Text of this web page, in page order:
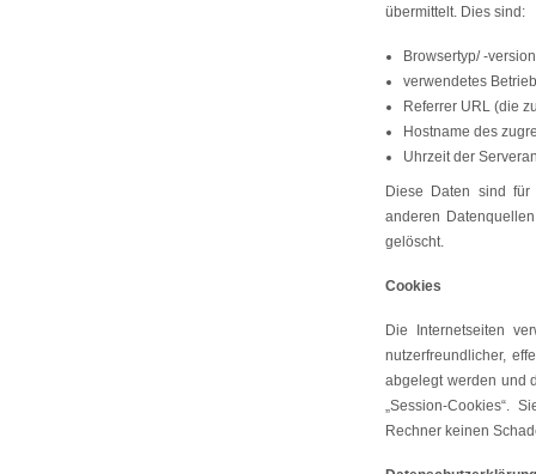
übermittelt. Dies sind:
Browsertyp/ -version
verwendetes
Referrer URL (die
Hostname des
Uhrzeit der
Diese Daten sind für
anderen
gelöscht.
Cookies
Die Internetseiten
nutzerfreundlicher,
abgelegt werden und
„Session-Cookies“.
Rechner keinen